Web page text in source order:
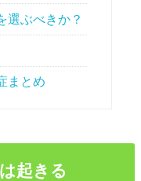
選ぶべきか？
まとめ
起きる